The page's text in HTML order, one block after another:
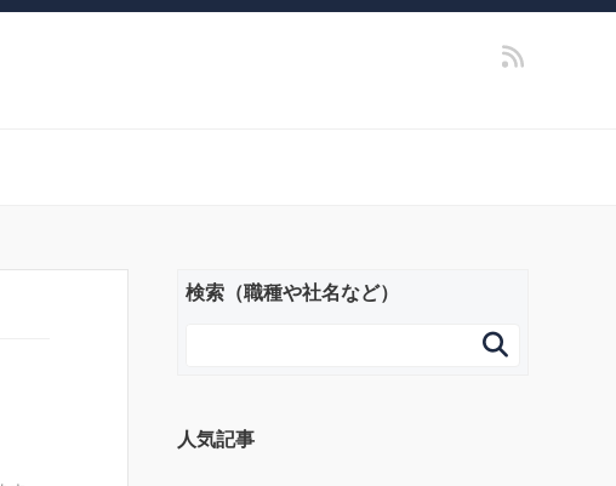
検索（職種や社名など）

人気記事